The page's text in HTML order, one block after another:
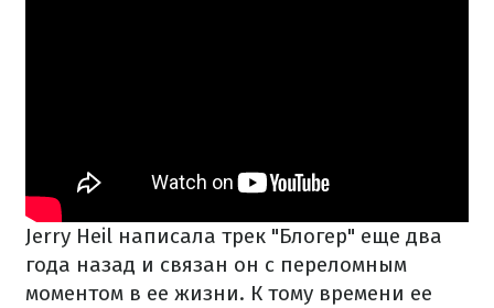
Jerry Heil написала трек "Блогер" еще два
года назад и связан он с переломным
моментом в ее жизни. К тому времени ее